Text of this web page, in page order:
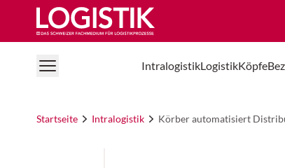
Logistik Online
IntralogistikLogistikKöpfe
Startseite Intralogistik Körber automatisiert